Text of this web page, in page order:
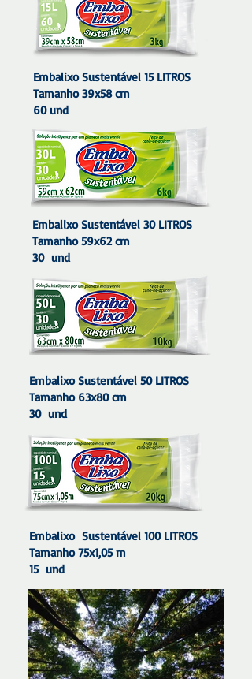
Embalixo Sustentável 15 LITROS
Tamanho 39x58 cm
60 und
Embalixo Sustentável 30 LITROS
Tamanho 59x62 cm
30 und
Embalixo Sustentável 50 LITROS
Tamanho 63x80 cm
30 und
Embalixo Sustentável 100 LITROS
Tamanho 75x1,05 m
15 und